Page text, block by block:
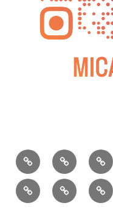
BLOG
教
室
の
ご
案
お
問
い
合
わ
松
屋
小
松
2026
年